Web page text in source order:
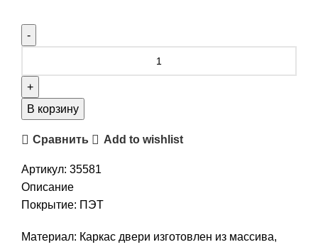
В корзину
Сравнить Add to wishlist
Артикул: 35581
Описание
Покрытие: ПЭТ
Материал: Каркас двери изготовлен из массива,